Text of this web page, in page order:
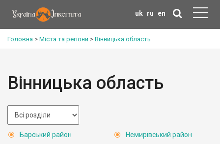
uk ru en
Головна > Міста та регіони > Вінницька область
Вінницька область
Барський район
Немирівський район